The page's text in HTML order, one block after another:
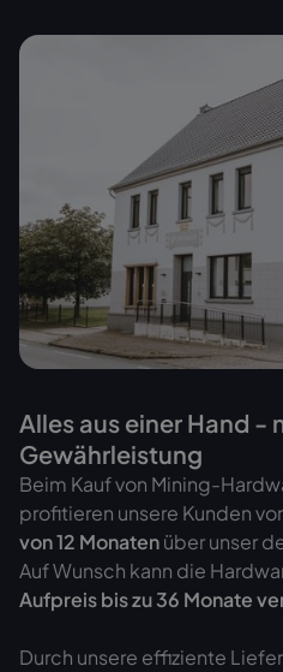
Alles aus einer Hand -
Gewährleistung
Beim Kauf von Mining-
profitieren unsere Kunden
von 12 Monatenüber unser
Auf Wunsch kann die
Aufpreis bis zu 36 Monate
Durch unsere effiziente